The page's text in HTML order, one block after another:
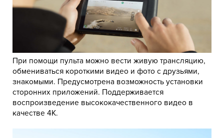
При помощи пульта можно вести живую трансляцию,
обмениваться короткими видео и фото с друзьями,
знакомыми. Предусмотрена возможность установки
сторонних приложений. Поддерживается
воспроизведение высококачественного видео в
качестве 4К.